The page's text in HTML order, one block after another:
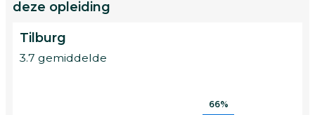
deze opleiding
Tilburg
3.7 gemiddelde
66%